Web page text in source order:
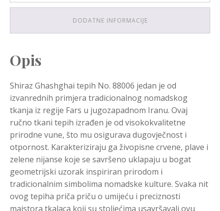
DODATNE INFORMACIJE
Opis
Shiraz Ghashghai tepih No. 88006 jedan je od
izvanrednih primjera tradicionalnog nomadskog
tkanja iz regije Fars u jugozapadnom Iranu. Ovaj
ručno tkani tepih izrađen je od visokokvalitetne
prirodne vune, što mu osigurava dugovječnost i
otpornost. Karakteriziraju ga živopisne crvene, plave i
zelene nijanse koje se savršeno uklapaju u bogat
geometrijski uzorak inspiriran prirodom i
tradicionalnim simbolima nomadske kulture. Svaka nit
ovog tepiha priča priču o umijeću i preciznosti
majstora tkalaca koji su stoljećima usavršavali ovu